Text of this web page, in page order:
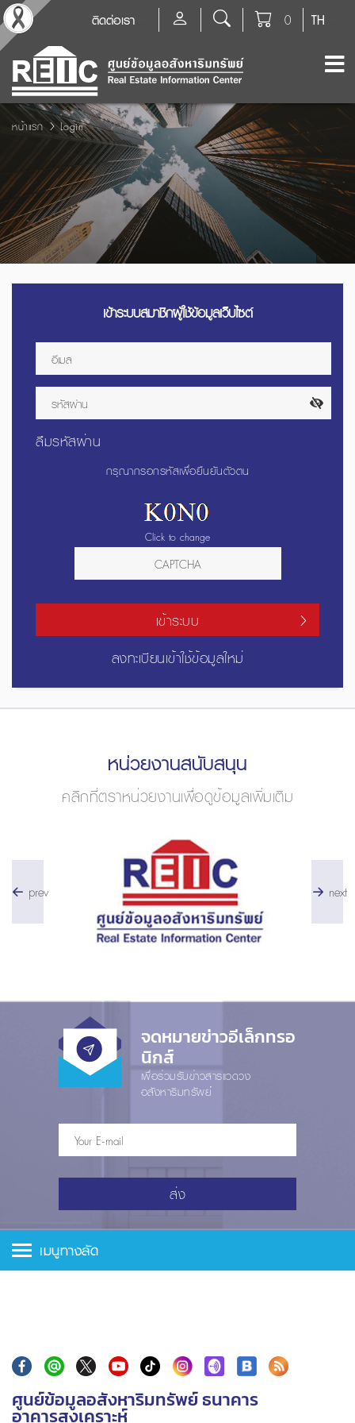
TH
0
ติดต่อเรา
หน้าแรก Login
เข้าระบบสมาชิกผู้ใช้ข้อมูลเว็บไซต์
ลืมรหัสผ่าน
กรุณากรอกรหัสเพื่อยืนยันตัวตน
Click to change
เข้าระบบ
ลงทะเบียนเข้าใช้ข้อมูลใหม่
หน่วยงานสนับสนุน
คลิกที่ตราหน่วยงานเพื่อดูข้อมูลเพิ่มเติม
prev next
จดหมายข่าวอีเล็กทรอ
นิกส์
เพื่อร่วมรับข่าวสารแวดวง
อสังหาริมทรัพย์
ส่ง
เมนูทางลัด
ศูนย์ข้อมูลอสังหาริมทรัพย์ ธนาคาร
อาคารสงเคราะห์